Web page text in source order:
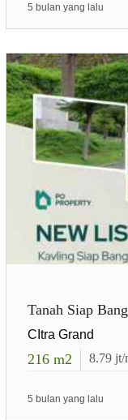
5 bulan yang lalu
Tanah Siap
CItra Grand
216 m2 8.79 jt/
5 bulan yang lalu